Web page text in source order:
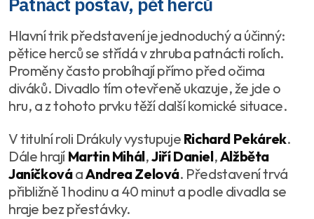
Hlavní trik představení je jednoduchý a účinný:
pětice herců se střídá v zhruba patnácti rolích.
Proměny často probíhají přímo před očima
diváků. Divadlo tím otevřeně ukazuje, že jde o
hru, a z tohoto prvku těží další komické situace.
V titulní roli Drákuly vystupuje Richard Pekárek.
Dále hrají Martin Mihál,Jiří Daniel,Alžběta
JaníčkováaAndrea Zelová. Představení trvá
přibližně 1 hodinu a 40 minut a podle divadla se
hraje bez přestávky.